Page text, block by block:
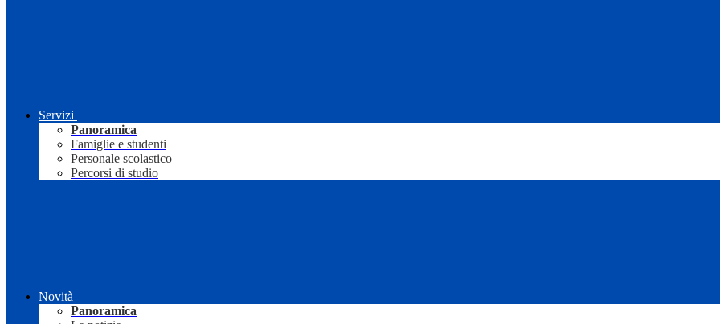
Servizi
Panoramica
Famiglie e studenti
Personale scolastico
Percorsi di studio
Novità
Panoramica